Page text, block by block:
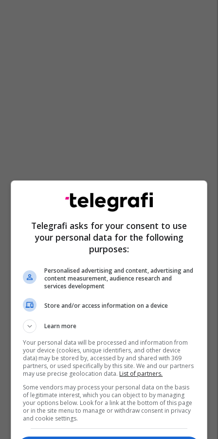
Telegrafi asks for your consent to use
your personal data for the following
purposes:
Personalised advertising and content, advertising and
content measurement, audience research and
services development
Store and/or access information on a device
Learn more
Your personal data will be processed and information from
your device (cookies, unique identifiers, and other device
data) may be stored by, accessed by and shared with 369
partners, or used specifically by this site. We and our partners
may use precise geolocation data. List of partners.
Some vendors may process your personal data on the basis
of legitimate interest, which you can object to by managing
your options below. Look for a link at the bottom of this page
or in the site menu to manage or withdraw consent in privacy
and cookie settings.